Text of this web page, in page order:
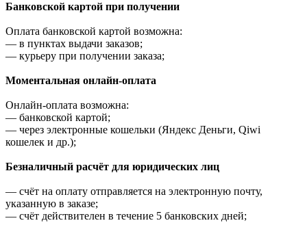
Банковской картой при получении
Оплата банковской картой возможна:
— в пунктах выдачи заказов;
— курьеру при получении заказа;
Моментальная онлайн-оплата
Онлайн-оплата возможна:
— банковской картой;
— через электронные кошельки (Яндекс Деньги, Qiwi
кошелек и др.);
Безналичный расчёт для юридических лиц
— счёт на оплату отправляется на электронную почту,
указанную в заказе;
— счёт действителен в течение 5 банковских дней;